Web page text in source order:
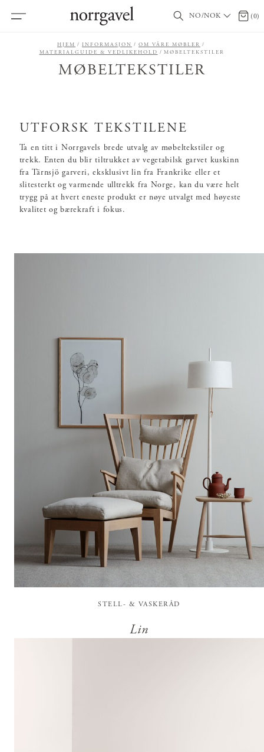
NO/NOK 0 (0)
HJEM INFORMASJON
OM VÅRE MØBLER
MATERIALGUIDE & VEDLIKEHOLD
MØBELTEKSTILER
MØBELTEKSTILER
UTFORSK TEKSTILENE
Ta en titt i Norrgavels brede utvalg av møbeltekstiler og
trekk. Enten du blir tiltrukket av vegetabilsk garvet kuskinn
fra Tärnsjö garveri, eksklusivt lin fra Frankrike eller et
slitesterkt og varmende ulltrekk fra Norge, kan du være helt
trygg på at hvert eneste produkt er nøye utvalgt med høyeste
kvalitet og bærekraft i fokus.
STELL- & VASKERÅD
Lin